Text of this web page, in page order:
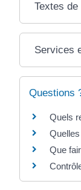
Textes
Services
Questions
Quels
Que